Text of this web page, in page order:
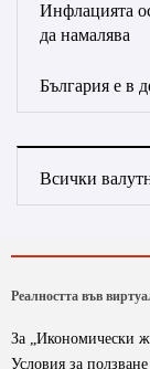
Инфлацията
да намалява
България е в
Всички
Реалността във
За „Икономически
Условия за ползване